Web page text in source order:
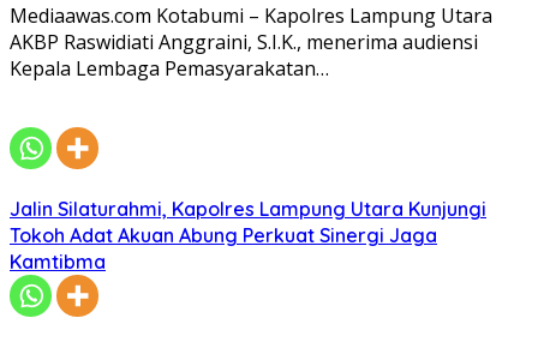
Mediaawas.com Kotabumi – Kapolres Lampung Utara
AKBP Raswidiati Anggraini, S.I.K., menerima audiensi
Kepala Lembaga Pemasyarakatan…
Jalin Silaturahmi, Kapolres Lampung Utara Kunjungi
Tokoh Adat Akuan Abung Perkuat Sinergi Jaga
Kamtibma